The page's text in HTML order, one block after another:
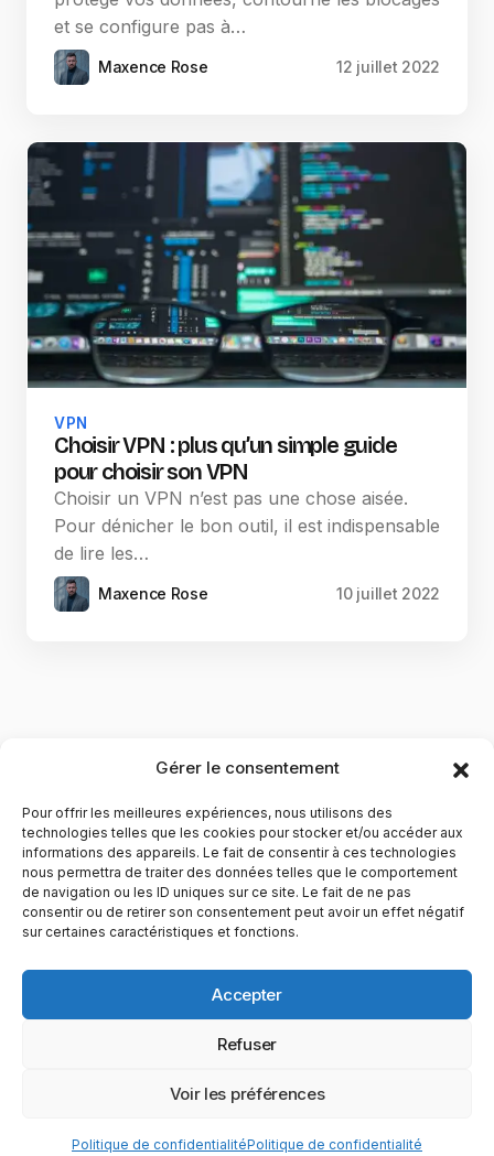
Gérer le consentement
Pour offrir les meilleures expériences, nous utilisons des
technologies telles que les cookies pour stocker et/ou accéder aux
informations des appareils. Le fait de consentir à ces technologies
nous permettra de traiter des données telles que le comportement
de navigation ou les ID uniques sur ce site. Le fait de ne pas
consentir ou de retirer son consentement peut avoir un effet négatif
sur certaines caractéristiques et fonctions.
Accepter
Refuser
Voir les préférences
Politique de confidentialitéPolitique de confidentialité
et se configure pas à…
Maxence Rose 12 juillet 2022
VPN
Choisir VPN : plus qu’un simple guide
pour choisir son VPN
Choisir un VPN n’est pas une chose aisée.
Pour dénicher le bon outil, il est indispensable
de lire les…
Maxence Rose 10 juillet 2022
YubiGeek est un média français dédié aux nouvelles
technologies, à la culture geek et au numérique. Fondé par
du web, du gaming et de la science, avec une approche
© 2025 YubiGeek. Tous droits réservés.